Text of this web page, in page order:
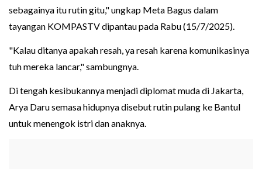
sebagainya itu rutin gitu," ungkap Meta Bagus dalam
tayangan KOMPASTV dipantau pada Rabu (15/7/2025).
"Kalau ditanya apakah resah, ya resah karena komunikasinya
tuh mereka lancar," sambungnya.
Di tengah kesibukannya menjadi diplomat muda di Jakarta,
Arya Daru semasa hidupnya disebut rutin pulang ke Bantul
untuk menengok istri dan anaknya.